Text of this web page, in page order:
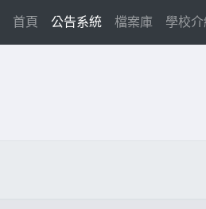
首頁(current)
公告系統 檔案庫 學校介